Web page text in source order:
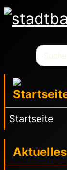
Startseite
Aktuelles